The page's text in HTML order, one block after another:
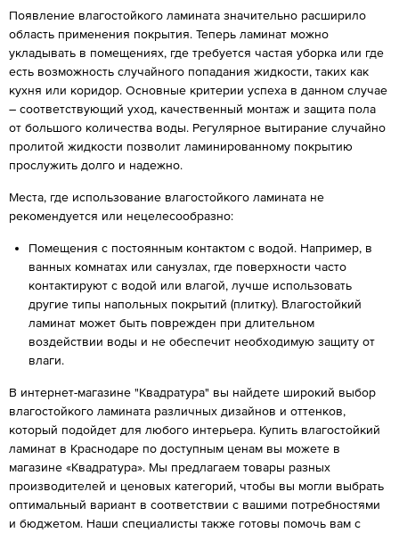
Появление влагостойкого ламината значительно расширило
область применения покрытия. Теперь ламинат можно
укладывать в помещениях, где требуется частая уборка или где
есть возможность случайного попадания жидкости, таких как
кухня или коридор. Основные критерии успеха в данном случае
– соответствующий уход, качественный монтаж и защита пола
от большого количества воды. Регулярное вытирание случайно
пролитой жидкости позволит ламинированному покрытию
прослужить долго и надежно.
Места, где использование влагостойкого ламината не
рекомендуется или нецелесообразно:
Помещения с постоянным контактом с водой. Например, в
ванных комнатах или санузлах, где поверхности часто
контактируют с водой или влагой, лучше использовать
другие типы напольных покрытий (плитку). Влагостойкий
ламинат может быть поврежден при длительном
воздействии воды и не обеспечит необходимую защиту от
влаги.
В интернет-магазине "Квадратура" вы найдете широкий выбор
влагостойкого ламината различных дизайнов и оттенков,
который подойдет для любого интерьера. Купить влагостойкий
ламинат в Краснодаре по доступным ценам вы можете в
магазине «Квадратура». Мы предлагаем товары разных
производителей и ценовых категорий, чтобы вы могли выбрать
оптимальный вариант в соответствии с вашими потребностями
и бюджетом. Наши специалисты также готовы помочь вам с